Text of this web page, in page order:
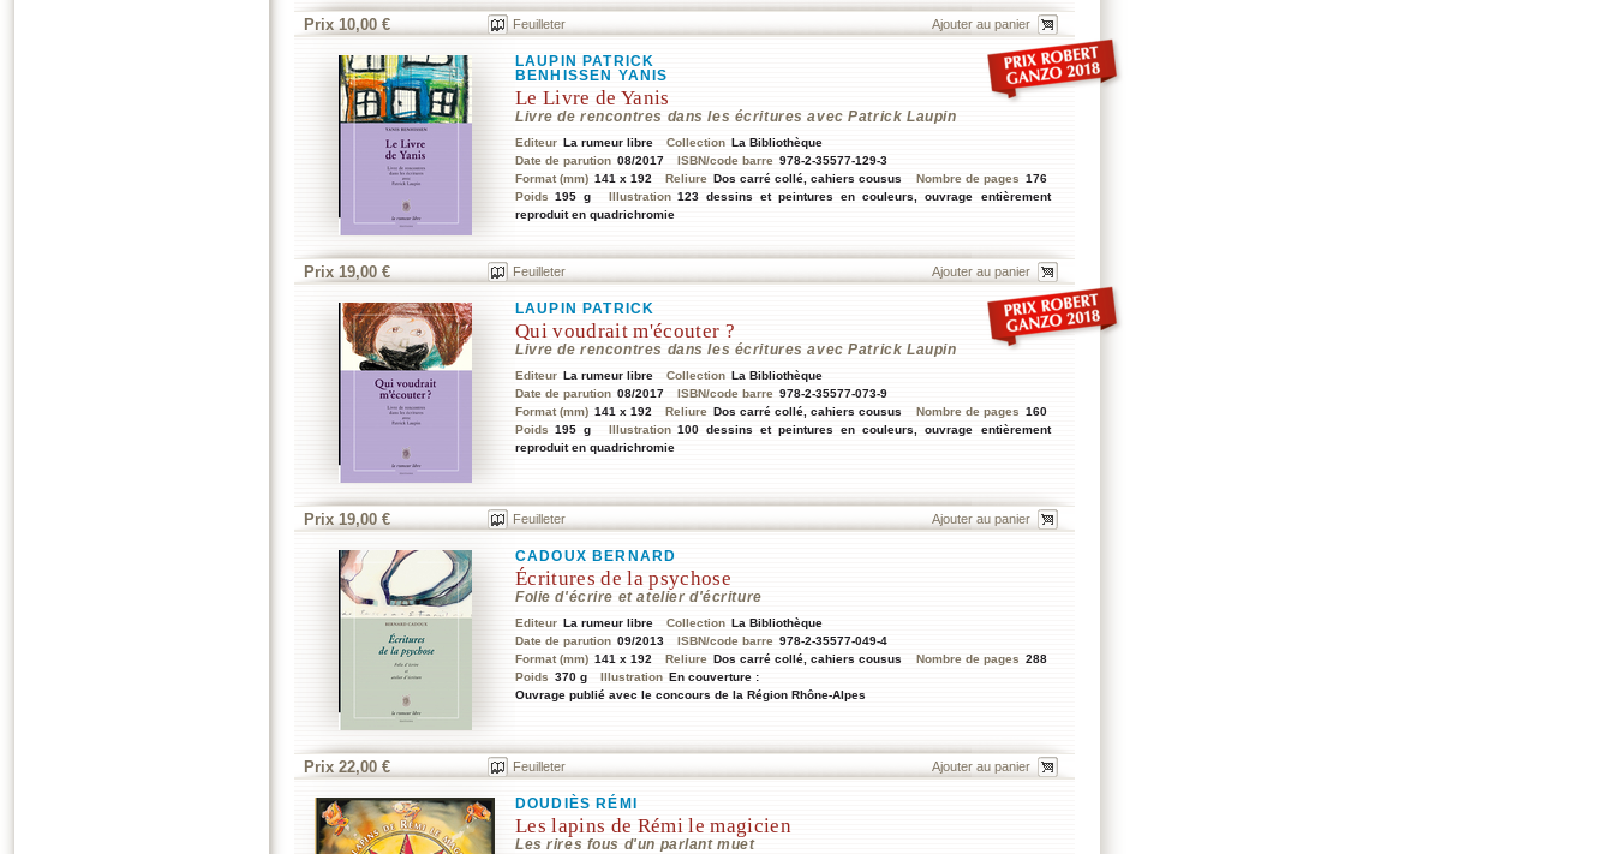
Prix 10,00 € Feuilleter
LAUPIN PATRICK
BENHISSEN YANIS
Le Livre de Yanis
Livre de rencontres dans les écritures avec Patrick Laupin
Editeur La rumeur libre Collection La Bibliothèque
Date de parution 08/2017 ISBN/code barre 978-2-35577-129-3
Format (mm) 141 x 192 Reliure Dos carré collé, cahiers cousus Nombre de pages 176
Poids 195 g Illustration 123 dessins et peintures en couleurs, ouvrage entièrement
reproduit en quadrichromie
Prix 19,00 € Feuilleter
LAUPIN PATRICK
Qui voudrait m'écouter ?
Livre de rencontres dans les écritures avec Patrick Laupin
Editeur La rumeur libre Collection La Bibliothèque
Date de parution 08/2017 ISBN/code barre 978-2-35577-073-9
Format (mm) 141 x 192 Reliure Dos carré collé, cahiers cousus Nombre de pages 160
Poids 195 g Illustration 100 dessins et peintures en couleurs, ouvrage entièrement
reproduit en quadrichromie
Prix 19,00 € Feuilleter
CADOUX BERNARD
Écritures de la psychose
Folie d'écrire et atelier d'écriture
Editeur La rumeur libre Collection La Bibliothèque
Date de parution 09/2013 ISBN/code barre 978-2-35577-049-4
Format (mm) 141 x 192 Reliure Dos carré collé, cahiers cousus Nombre de pages 288
Poids 370 g Illustration En couverture :
Ouvrage publié avec le concours de la Région Rhône-Alpes
Prix 22,00 € Feuilleter
DOUDIÈS RÉMI
Les lapins de Rémi le magicien
Les rires fous d'un parlant muet